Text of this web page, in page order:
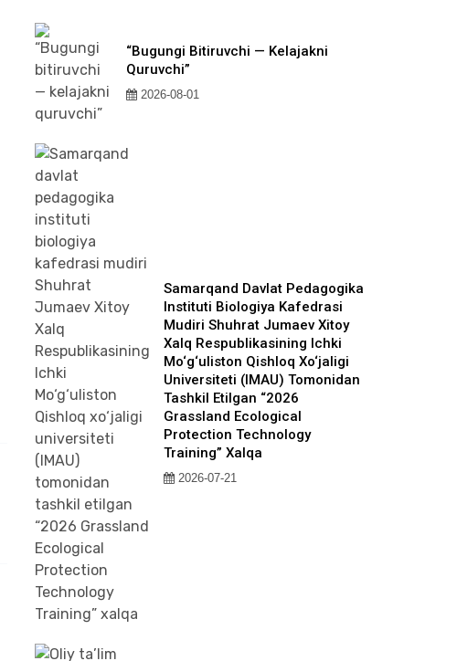
“Bugungi Bitiruvchi — Kelajakni
Quruvchi”
2026-08-01
Samarqand Davlat Pedagogika
Instituti Biologiya Kafedrasi
Mudiri Shuhrat Jumaev Xitoy
Xalq Respublikasining Ichki
Mo‘g‘uliston Qishloq Xo‘jaligi
Universiteti (IMAU) Tomonidan
Tashkil Etilgan “2026
Grassland Ecological
Protection Technology
Training” Xalqa
2026-07-21